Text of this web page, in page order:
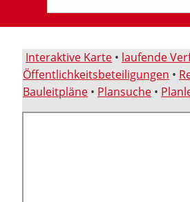
Interaktive Karte • laufende
Öffentlichkeitsbeteiligungen •
Bauleitpläne • Plansuche •